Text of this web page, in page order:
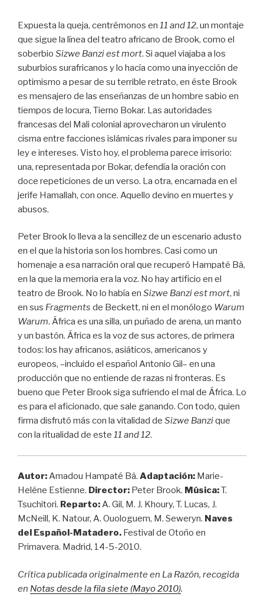
Expuesta la queja, centrémonos en 11 and 12, un montaje
que sigue la línea del teatro africano de Brook, como el
soberbio Sizwe Banzi est mort. Si aquel viajaba a los
suburbios surafricanos y lo hacía como una inyección de
optimismo a pesar de su terrible retrato, en éste Brook
es mensajero de las enseñanzas de un hombre sabio en
tiempos de locura, Tierno Bokar. Las autoridades
francesas del Mali colonial aprovecharon un virulento
cisma entre facciones islámicas rivales para imponer su
ley e intereses. Visto hoy, el problema parece irrisorio:
una, representada por Bokar, defendía la oración con
doce repeticiones de un verso. La otra, encarnada en el
jerife Hamallah, con once. Aquello devino en muertes y
abusos.
Peter Brook lo lleva a la sencillez de un escenario adusto
en el que la historia son los hombres. Casi como un
homenaje a esa narración oral que recuperó Hampaté Bâ,
en la que la memoria era la voz. No hay artificio en el
teatro de Brook. No lo había en Sizwe Banzi est mort, ni
en sus Fragments de Beckett, ni en el monólogo Warum
Warum. África es una silla, un puñado de arena, un manto
y un bastón. África es la voz de sus actores, de primera
todos: los hay africanos, asiáticos, americanos y
europeos, –incluido el español Antonio Gil– en una
producción que no entiende de razas ni fronteras. Es
bueno que Peter Brook siga sufriendo el mal de África. Lo
es para el aficionado, que sale ganando. Con todo, quien
firma disfrutó más con la vitalidad de Sizwe Banzique
con la ritualidad de este 11 and 12.
Autor:Amadou Hampaté Bâ. Adaptación: Marie-
Heléne Estienne. Director: Peter Brook. Música:T.
Tsuchitori. Reparto:A. Gil, M. J. Khoury, T. Lucas, J.
McNeill, K. Natour, A. Ouologuem, M. Seweryn. Naves
del Español-Matadero. Festival de Otoño en
Primavera. Madrid, 14-5-2010.
Crítica publicada originalmente en La Razón, recogida
en Notas desde la fila siete (Mayo 2010).